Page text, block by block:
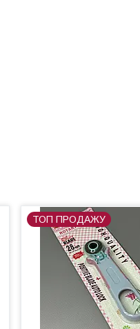
ТОП ПРОДАЖУ